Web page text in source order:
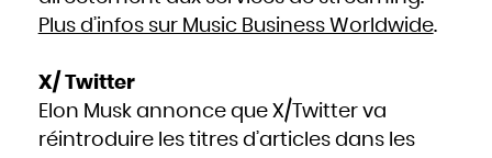
Plus d’infos sur Music Business Worldwide.
X/ Twitter
Elon Musk annonce que X/Twitter va
réintroduire les titres d’articles dans les